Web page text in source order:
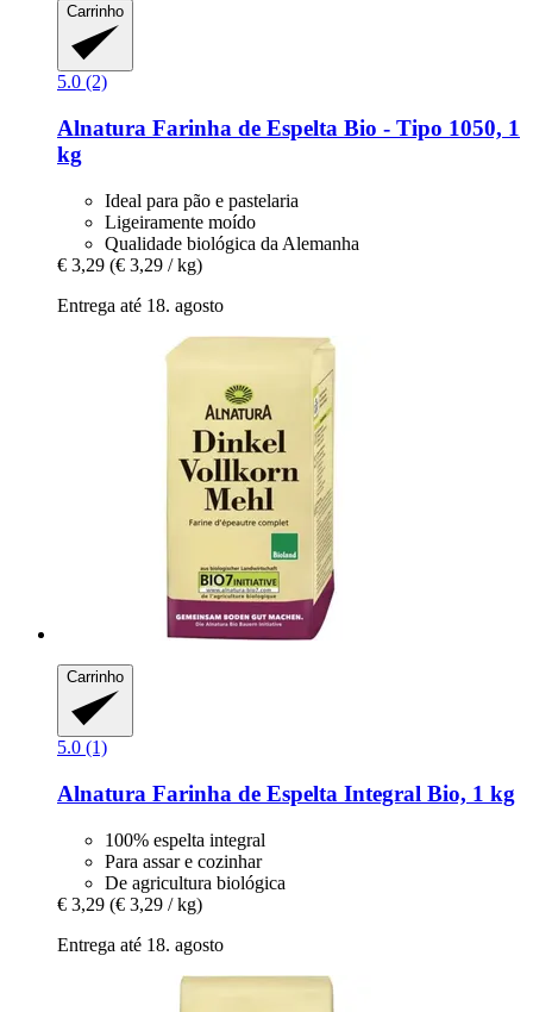
Carrinho
5.0 (2)
Alnatura Farinha de Espelta Bio -​ Tipo 1050, 1
kg
Ideal para pão e pastelaria
Ligeiramente moído
Qualidade biológica da Alemanha
€ 3,29 (€ 3,29 / kg)
Entrega até 18. agosto
Carrinho
5.0 (1)
Alnatura Farinha de Espelta Integral Bio, 1 kg
100% espelta integral
Para assar e cozinhar
De agricultura biológica
€ 3,29 (€ 3,29 / kg)
Entrega até 18. agosto